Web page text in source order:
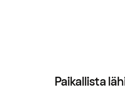
Paikallista